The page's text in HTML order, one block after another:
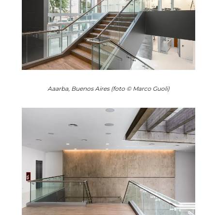
Aaarba, Buenos Aires (foto © Marco Guoli)